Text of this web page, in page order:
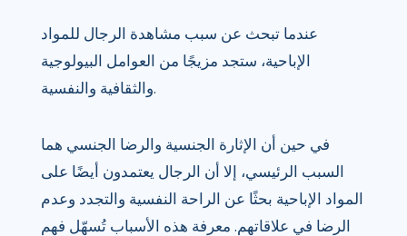
عندما تبحث عن سبب مشاهدة الرجال للمواد
الإباحية، ستجد مزيجًا من العوامل البيولوجية
والثقافية والنفسية.
في حين أن الإثارة الجنسية والرضا الجنسي هما
السبب الرئيسي، إلا أن الرجال يعتمدون أيضًا على
المواد الإباحية بحثًا عن الراحة النفسية والتجدد وعدم
الرضا في علاقاتهم. معرفة هذه الأسباب تُسهّل فهم